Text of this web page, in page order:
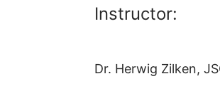
Instructor:
Dr. Herwig Zilken,